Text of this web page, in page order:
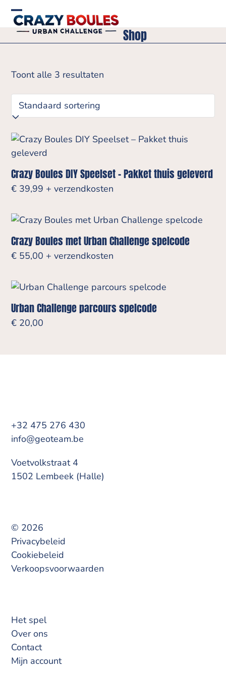
Skip
content
Open
mobile
Close
mobile
Shop
Toont alle 3 resultaten
Crazy Boules DIY Speelset – Pakket thuis geleverd
€ 39,99 + verzendkosten
Crazy Boules met Urban Challenge spelcode
€ 55,00 + verzendkosten
Urban Challenge parcours spelcode
€ 20,00
+32 475 276 430
info@geoteam.be
Voetvolkstraat 4
1502 Lembeek (Halle)
© 2026
Privacybeleid
Cookiebeleid
Verkoopsvoorwaarden
Het spel
Over ons
Contact
Mijn account